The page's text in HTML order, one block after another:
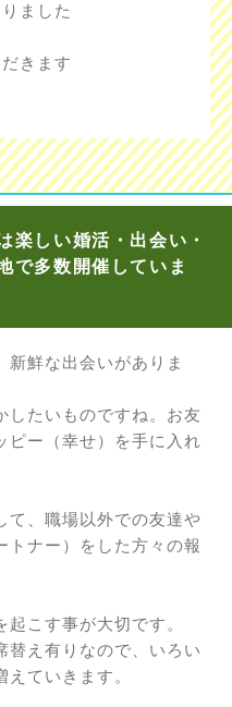
ました
きます
楽しい婚活・出会い・
で多数開催していま
新鮮な出会いがありま
したいものですね。お友
ピー（幸せ）を手に入れ
て、職場以外での友達や
トナー）をした方々の報
こす事が大切です。
替え有りなので、いろい
ていきます。